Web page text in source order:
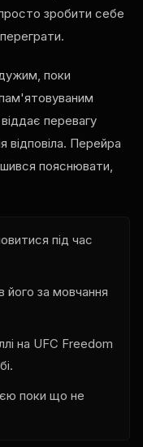
зробити себе
поки
перевагу
відповіла. Перейра
пояснювати,
під час
його за мовчання
на UFC Freedom
поки що не